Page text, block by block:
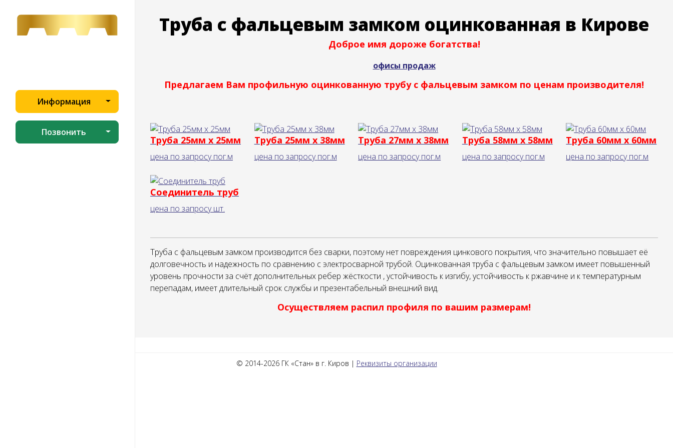
Информация
Позвонить
Труба с фальцевым замком оцинкованная в Кирове
Доброе имя дороже богатства!
офисы продаж
Предлагаем Вам профильную оцинкованную трубу с фальцевым замком по ценам производителя!
Труба 25мм x 25мм
цена по запросу пог.м
Труба 25мм x 38мм
цена по запросу пог.м
Труба 27мм x 38мм
цена по запросу пог.м
Труба 58мм x 58мм
цена по запросу пог.м
Труба 60мм x 60мм
цена по запросу пог.м
Соединитель труб
цена по запросу шт.
Труба с фальцевым замком производится без сварки, поэтому нет повреждения цинкового покрытия, что значительно повышает её
долговечность и надежность по сравнению с электросварной трубой. Оцинкованная труба с фальцевым замком имеет повышенный
уровень прочности за счёт дополнительных ребер жёсткости , устойчивость к изгибу, устойчивость к ржавчине и к температурным
перепадам, имеет длительный срок службы и презентабельный внешний вид.
Осуществляем распил профиля по вашим размерам!
© 2014-2026 ГК «Стан» в г. Киров | Реквизиты организации